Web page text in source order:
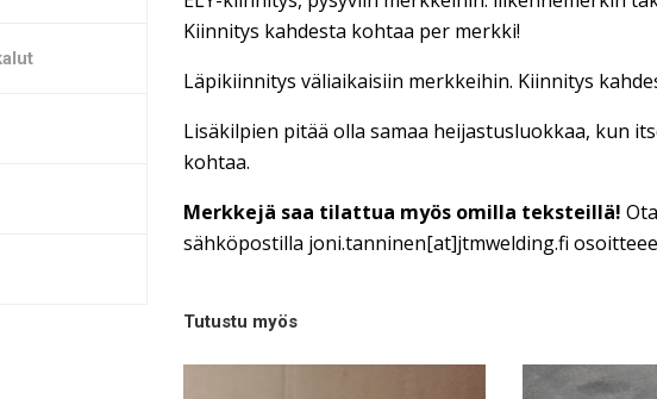
Kiinnitys kahdesta kohtaa per merkki!
Läpikiinnitys väliaikaisiin merkkeihin. Kiinnitys
Lisäkilpien pitää olla samaa heijastusluokkaa, kun
kohtaa.
Merkkejä saa tilattua myös omilla teksteillä!
sähköpostilla joni.tanninen[at]jtmwelding.fi
Tutustu myös